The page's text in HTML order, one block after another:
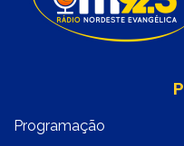
Programação